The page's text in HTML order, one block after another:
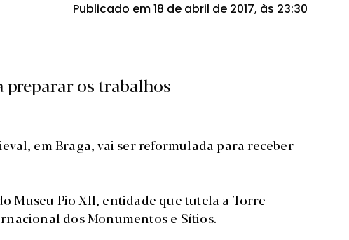
Publicado em 18 de abril de 2017, às 23:30
preparar os trabalhos
em Braga, vai ser reformulada para receber
Museu Pio XII, entidade que tutela a Torre
dos Monumentos e Sítios.